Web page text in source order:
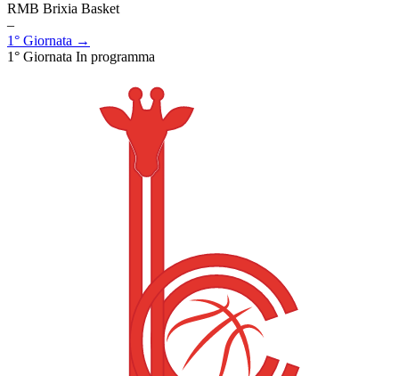
RMB Brixia Basket
–
1° Giornata →
1° Giornata In programma